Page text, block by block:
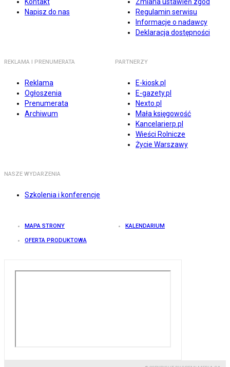
Napisz do nas
Regulamin serwisu
Informacje o nadawcy
Deklaracja dostępności
REKLAMA I PRENUMERATA
Reklama
Ogłoszenia
Prenumerata
Archiwum
PARTNERZY
E-kiosk.pl
E-gazety.pl
Nexto.pl
Mała księgowość
Kancelarierp.pl
Wieści Rolnicze
Życie Warszawy
NASZE WYDARZENIA
Szkolenia i konferencje
MAPA STRONY KALENDARIUM
OFERTA PRODUKTOWA